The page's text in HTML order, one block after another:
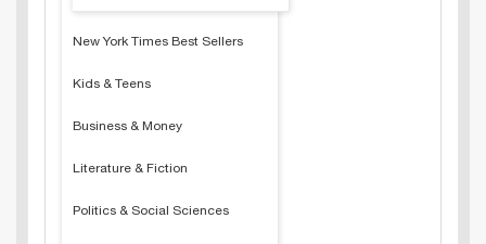
New York Times Best Sellers
Kids & Teens
Business & Money
Literature & Fiction
Politics & Social Sciences